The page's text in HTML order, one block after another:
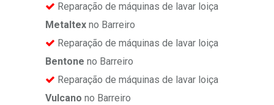
Reparação de máquinas de lavar loiça
Metaltex no Barreiro
Reparação de máquinas de lavar loiça
Bentone no Barreiro
Reparação de máquinas de lavar loiça
Vulcano no Barreiro